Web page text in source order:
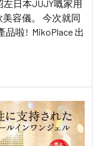
日本JUJY嘅家用
容儀。 今次就同
品啦! MikoPlace 出